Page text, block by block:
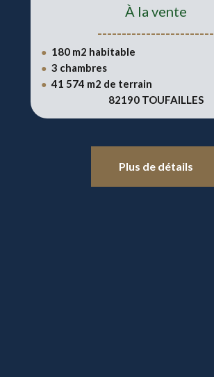
À la vente
------------------------
● 180 m2 habitable
● 3 chambres
●41 574 m2 de terrain
82190 TOUFAILLES
Plus de détails